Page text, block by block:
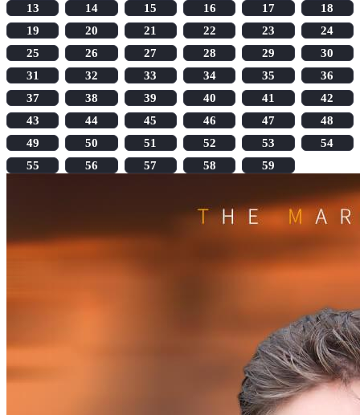
13
14 15 16 17
18
19
20 21 22 23
24
25
26 27 28 29
30
31
32 33 34 35
36
37
38 39 40 41
42
43
44 45 46 47
48
49
50 51 52 53
54
55
56 57 58 59